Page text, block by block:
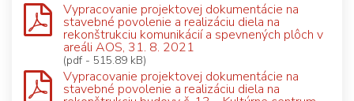
Vypracovanie projektovej dokumentácie na
stavebné povolenie a realizáciu diela na
rekonštrukciu komunikácií a spevnených plôch v
areáli AOS, 31. 8. 2021
(pdf - 515.89 kB)
Vypracovanie projektovej dokumentácie na
stavebné povolenie a realizáciu diela na